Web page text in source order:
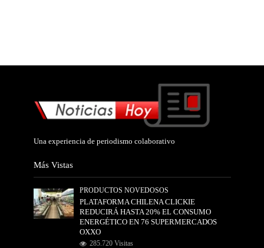
Una experiencia de periodismo colaborativo
Más Vistas
PRODUCTOS NOVEDOSOS
PLATAFORMA CHILENA CLICKIE
REDUCIRÁ HASTA 20% EL CONSUMO
ENERGÉTICO EN 76 SUPERMERCADOS
OXXO
285.720 Visitas